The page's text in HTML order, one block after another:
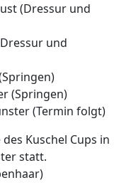
(Dressur und
und
(Springen)
(Termin folgt)
Kuschel Cups in
statt.